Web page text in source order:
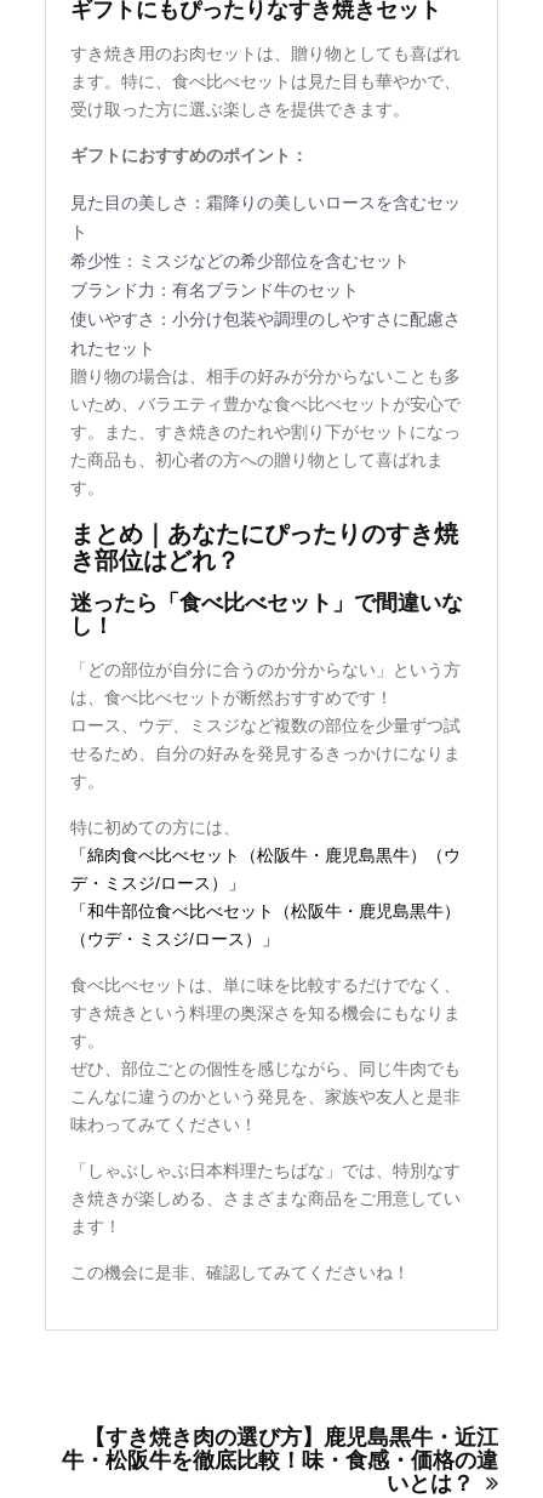
ギフトにもぴったりなすき焼きセット
すき焼き用のお肉セットは、贈り物としても喜ばれ
ます。特に、食べ比べセットは見た目も華やかで、
受け取った方に選ぶ楽しさを提供できます。
ギフトにおすすめのポイント：
見た目の美しさ：霜降りの美しいロースを含むセッ
ト
希少性：ミスジなどの希少部位を含むセット
ブランド力：有名ブランド牛のセット
使いやすさ：小分け包装や調理のしやすさに配慮さ
れたセット
贈り物の場合は、相手の好みが分からないことも多
いため、バラエティ豊かな食べ比べセットが安心で
す。また、すき焼きのたれや割り下がセットになっ
た商品も、初心者の方への贈り物として喜ばれま
す。
まとめ｜あなたにぴったりのすき焼
き部位はどれ？
迷ったら「食べ比べセット」で間違いな
し！
「どの部位が自分に合うのか分からない」という方
は、食べ比べセットが断然おすすめです！
ロース、ウデ、ミスジなど複数の部位を少量ずつ試
せるため、自分の好みを発見するきっかけになりま
す。
特に初めての方には、
「綿肉食べ比べセット（松阪牛・鹿児島黒牛）（ウ
デ・ミスジ/ロース）」
「和牛部位食べ比べセット（松阪牛・鹿児島黒牛）
（ウデ・ミスジ/ロース）」
食べ比べセットは、単に味を比較するだけでなく、
すき焼きという料理の奥深さを知る機会にもなりま
す。
ぜひ、部位ごとの個性を感じながら、同じ牛肉でも
こんなに違うのかという発見を、家族や友人と是非
味わってみてください！
「しゃぶしゃぶ日本料理たちばな」では、特別なす
き焼きが楽しめる、さまざまな商品をご用意してい
ます！
この機会に是非、確認してみてくださいね！
ナ
【すき焼き肉の選び方】鹿児島黒牛・近江
牛・松阪牛を徹底比較！味・食感・価格の違
いとは？